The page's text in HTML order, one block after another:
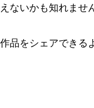
ないかも知れませ
をシェアでき